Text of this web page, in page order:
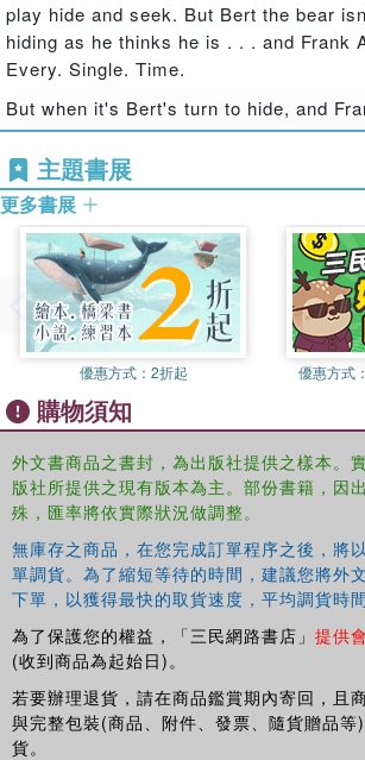
play hide and seek. But Bert the bear
hiding as he thinks he is . . . and Frank
Every. Single. Time.
But when it's Bert's turn to hide, and
between winning again OR making his
learns that friendship is always the true
This interactive and entertaining story
guaranteed to get children giggling!
Every Nosy Crow paperback picture
free ‘Stories Aloud' audio recording –
code and listen along!
主題書展
更多書展
優惠方式： 2折起 優惠方式：
購物須知
外文書商品之書封，為出版社提供之樣本。
版社所提供之現有版本為主。部份書籍，因
殊，匯率將依實際狀況做調整。
無庫存之商品，在您完成訂單程序之後，將
單調貨。為了縮短等待的時間，建議您將外
下單，以獲得最快的取貨速度，平均調貨時
為了保護您的權益，「三民網路書店」 提供
(收到商品為起始日)。
若要辦理退貨，請在商品鑑賞期內寄回，且
與完整包裝(商品、附件、發票、隨貨贈品等
貨。